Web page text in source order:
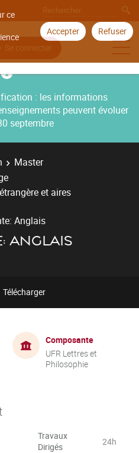
ce
Accepter Refuser
Se connecter
: les informations
peuvent évoluer
septembre
Master
et aires
Anglais
ANGLAIS
Télécharger
Composante
UFR Lettres et
Philosophie
Travaux
Dirigés
24h